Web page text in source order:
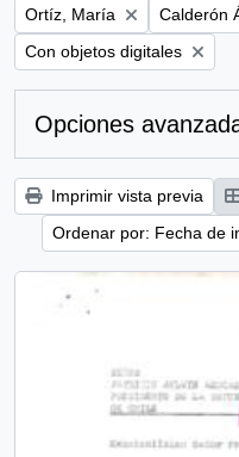
Remove filter:
Ortíz, María Remove
Calderón
Remove filter:
Con objetos digitales
Opciones
Imprimir vista previa
Ordenar por: Fecha de